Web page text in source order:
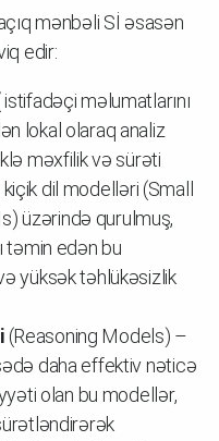
mənbəli Sİ əsasən
edir:
istifadəçi məlumatlarını
lokal olaraq analiz
məxfilik və sürəti
dil modelləri (Small
üzərində qurulmuş,
təmin edən bu
yüksək təhlükəsizlik
(Reasoning Models) –
daha effektiv nəticə
olan bu modellər,